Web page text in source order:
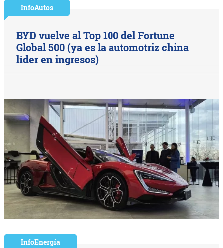
InfoAutos
BYD vuelve al Top 100 del Fortune
Global 500 (ya es la automotriz china
líder en ingresos)
InfoEnergía